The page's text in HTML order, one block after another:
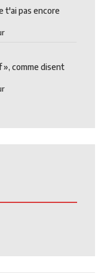
t'ai pas encore
», comme disent